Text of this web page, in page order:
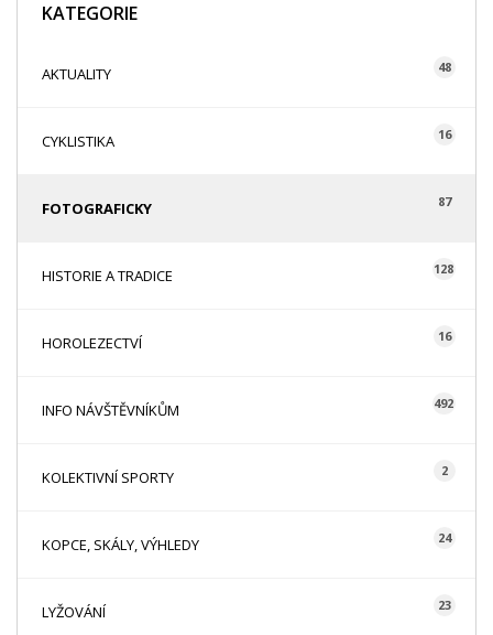
KATEGORIE
AKTUALITY 48
CYKLISTIKA 16
FOTOGRAFICKY 87
HISTORIE A TRADICE 128
HOROLEZECTVÍ 16
INFO NÁVŠTĚVNÍKŮM 492
KOLEKTIVNÍ SPORTY 2
KOPCE, SKÁLY, VÝHLEDY 24
LYŽOVÁNÍ 23